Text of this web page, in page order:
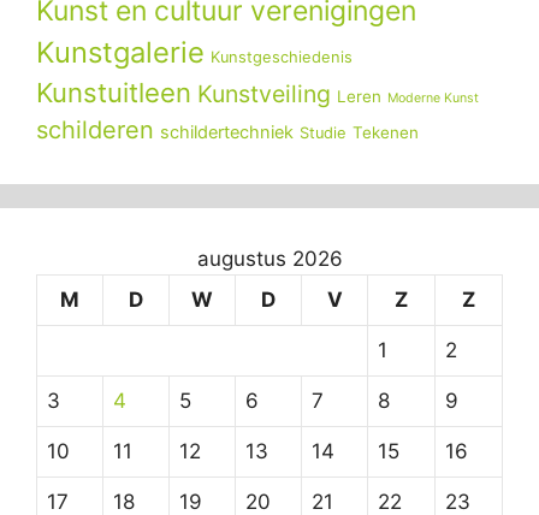
Kunst en cultuur verenigingen
Kunstgalerie Kunstgeschiedenis
Kunstuitleen Kunstveiling Leren Moderne Kunst
schilderen schildertechniek Studie Tekenen
augustus 2026
M
D W D V Z Z
1 2
3 4 5 6 7 8 9
10 11 12 13 14 15 16
17 18 19 20 21 22 23